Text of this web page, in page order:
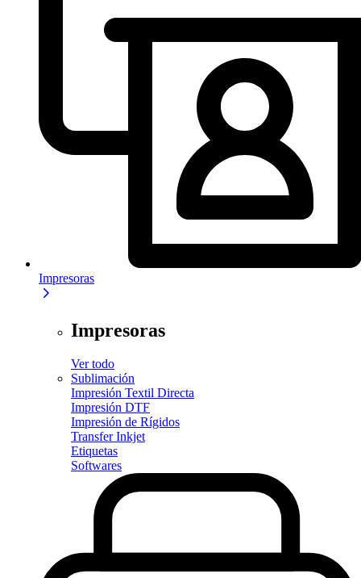
Impresoras
Impresoras
Ver todo
Sublimación
Impresión Textil Directa
Impresión DTF
Impresión de Rígidos
Transfer Inkjet
Etiquetas
Softwares